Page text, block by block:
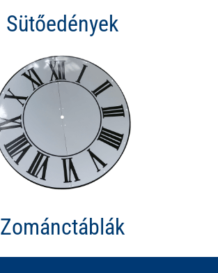
Sütőedények
Zománctáblák